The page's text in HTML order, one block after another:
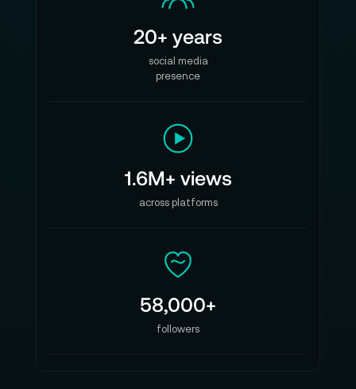
20+ years
social media
presence
1.6M+ views
across platforms
58,000+
followers